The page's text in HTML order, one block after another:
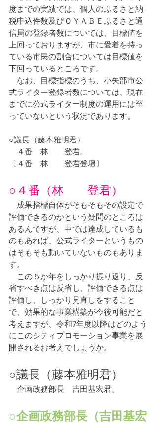
度までの実績では、個人のふるさと納
税申込件数及びＯＹＡＢＥふるさと通
信局の登録者数については、目標値を
上回っておりますが、市に愛着を持っ
ている市民の割合については目標値を
下回っているところです。
なお、目標指標のうち、小矢部市公
式ライター登録者数については、現在
までに公式ライター制度の運用には至
っていないという状況であります。
○議長（藤本雅明君）
４番　林　　登君。
〔４番　林　　登君登壇〕
○４番（林　　登君）
成果指標自体がそもそもその設定で
評価できるのかという疑問のところは
あるんですが、中では達成しているも
のもあれば、公式ライターというもの
はそもそも動いていないものもありま
す。
この５か年をしっかり振り返り、反
省すべき点は反省し、評価できる点は
評価し、しっかり見直しをすること
で、効果的な事業構築が今後可能だと
考えますが、令和7年度以降はどのよう
にこのシティプロモーション事業を展
開されるお考えでしょうか。
○議長（藤本雅明君）
企画政務部長　吉田基宏君。
○企画政務部長（吉田基宏